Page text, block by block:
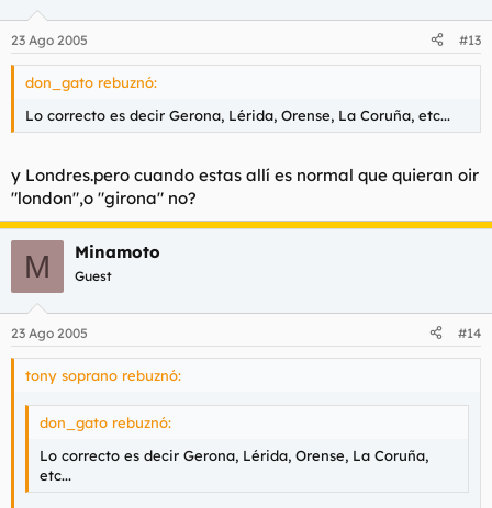
23 Ago 2005 #13
don_gato rebuznó:
Lo correcto es decir Gerona, Lérida, Orense, La Coruña, etc...
y Londres.pero cuando estas allí es normal que quieran oir
"london",o "girona" no?
M Minamoto
Guest
23 Ago 2005 #14
tony soprano rebuznó:
don_gato rebuznó:
Lo correcto es decir Gerona, Lérida, Orense, La Coruña,
etc...